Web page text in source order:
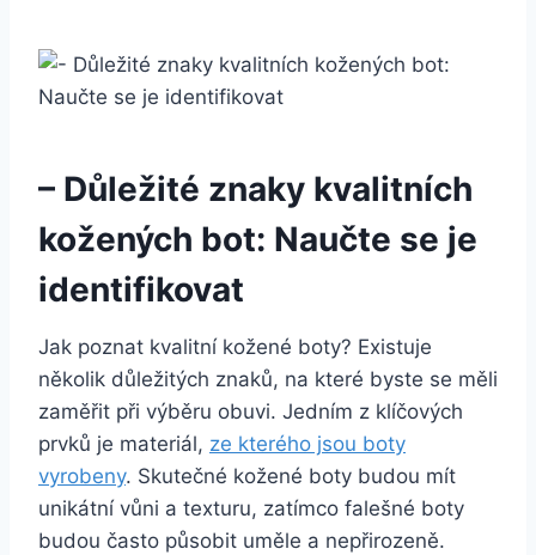
– Důležité ​znaky kvalitních
kožených bot: Naučte se je
identifikovat
Jak‌ poznat kvalitní kožené boty? Existuje
několik​ důležitých znaků, na které byste se ​měli
zaměřit při výběru obuvi. Jedním z klíčových
prvků je materiál, ze‌ kterého jsou boty
vyrobeny. Skutečné kožené boty budou mít⁢
unikátní⁤ vůni ⁢a ⁣texturu, zatímco⁤ falešné⁣ boty⁣
budou často působit uměle a‌ nepřirozeně.